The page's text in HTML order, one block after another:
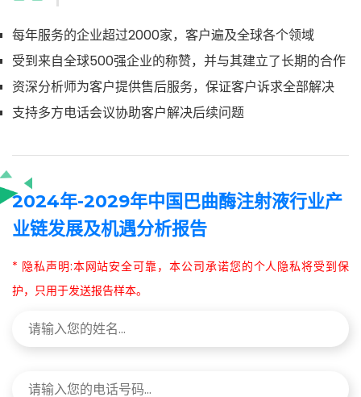
每年服务的企业超过2000家，客户遍及全球各个领域
受到来自全球500强企业的称赞，并与其建立了长期的合作
资深分析师为客户提供售后服务，保证客户诉求全部解决
支持多方电话会议协助客户解决后续问题
2024年-2029年中国巴曲酶注射液行业产
业链发展及机遇分析报告
* 隐私声明:本网站安全可靠，本公司承诺您的个人隐私将受到保
护，只用于发送报告样本。